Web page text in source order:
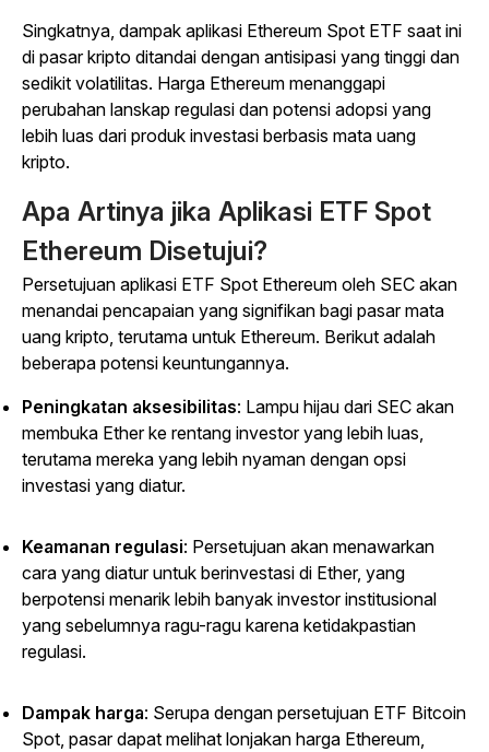
Singkatnya, dampak aplikasi Ethereum Spot ETF saat ini
di pasar kripto ditandai dengan antisipasi yang tinggi dan
sedikit volatilitas. Harga Ethereum menanggapi
perubahan lanskap regulasi dan potensi adopsi yang
lebih luas dari produk investasi berbasis mata uang
kripto.
Apa Artinya jika Aplikasi ETF Spot
Ethereum Disetujui?
Persetujuan aplikasi ETF Spot Ethereum oleh SEC akan
menandai pencapaian yang signifikan bagi pasar mata
uang kripto, terutama untuk Ethereum. Berikut adalah
beberapa potensi keuntungannya.
Peningkatan aksesibilitas: Lampu hijau dari SEC akan
membuka Ether ke rentang investor yang lebih luas,
terutama mereka yang lebih nyaman dengan opsi
investasi yang diatur.
Keamanan regulasi: Persetujuan akan menawarkan
cara yang diatur untuk berinvestasi di Ether, yang
berpotensi menarik lebih banyak investor institusional
yang sebelumnya ragu-ragu karena ketidakpastian
regulasi.
Dampak harga: Serupa dengan persetujuan ETF Bitcoin
Spot, pasar dapat melihat lonjakan harga Ethereum,